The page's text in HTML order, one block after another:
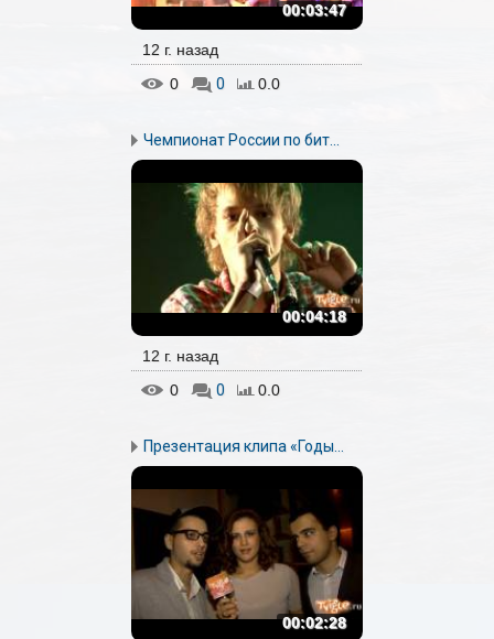
00:03:47
12 г. назад
0
0 0.0
Чемпионат России по бит...
00:04:18
12 г. назад
0
0 0.0
Презентация клипа «Годы...
00:02:28